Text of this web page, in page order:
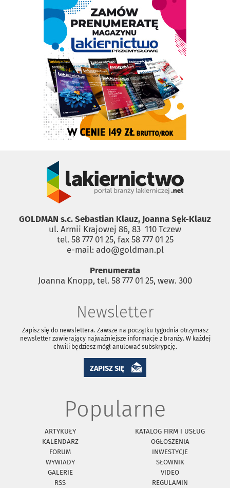
GOLDMAN s.c. Sebastian Klauz, Joanna Sęk-Klauz
ul. Armii Krajowej 86, 83 ­ 110 Tczew
tel. 58 777 01 25, fax 58 777 01 25
e-mail: ado@goldman.pl
Prenumerata
Joanna Knopp, tel. 58 777 01 25, wew. 300
Newsletter
Zapisz się do newslettera. Zawsze na początku tygodnia otrzymasz
newsletter zawierający najważniejsze informacje z branży. W każdej
chwili będziesz mógł anulować subskrypcję.
ZAPISZ SIĘ
Popularne
ARTYKUŁY
KATALOG FIRM I USŁUG
KALENDARZ
OGŁOSZENIA
FORUM
INWESTYCJE
WYWIADY
SŁOWNIK
GALERIE
VIDEO
RSS
REGULAMIN